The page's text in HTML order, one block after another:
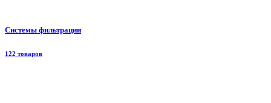
Системы фильтрации
122 товаров